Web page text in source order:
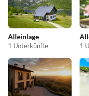
Alleinlage
1 Unterkünfte 1